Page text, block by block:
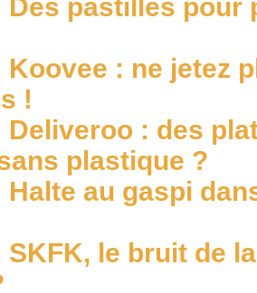
Des pastilles pour
Koovee : ne jetez
!
Deliveroo : des
plastique ?
Halte au gaspi
SKFK, le bruit de